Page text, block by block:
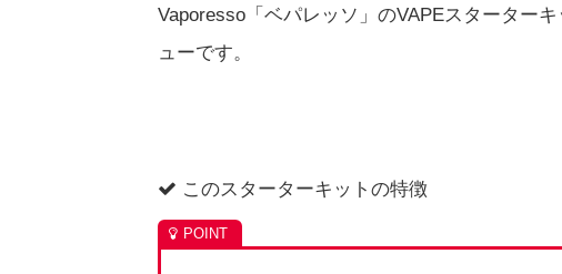
Vaporesso「ベパレッソ」のVAPEスターター
ューです。
このスターターキットの特徴